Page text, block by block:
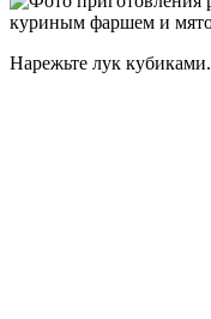
Нарежьте лук кубиками.